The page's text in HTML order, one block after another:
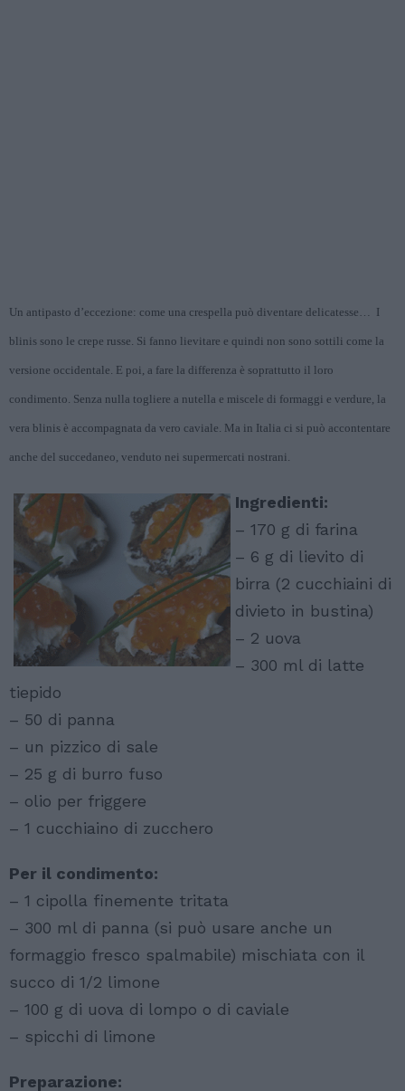
Un antipasto d’eccezione: come una crespella può diventare delicatesse… I
blinis sono le crepe russe. Si fanno lievitare e quindi non sono sottili come la
versione occidentale. E poi, a fare la differenza è soprattutto il loro
condimento. Senza nulla togliere a nutella e miscele di formaggi e verdure, la
vera blinis è accompagnata da vero caviale. Ma in Italia ci si può accontentare
anche del succedaneo, venduto nei supermercati nostrani.
Ingredienti:
– 170 g di farina
– 6 g di lievito di
birra (2 cucchiaini di
divieto in bustina)
– 2 uova
– 300 ml di latte
tiepido
– 50 di panna
– un pizzico di sale
– 25 g di burro fuso
– olio per friggere
– 1 cucchiaino di zucchero
Per il condimento:
– 1 cipolla finemente tritata
– 300 ml di panna (si può usare anche un
formaggio fresco spalmabile) mischiata con il
succo di 1/2 limone
– 100 g di uova di lompo o di caviale
– spicchi di limone
Preparazione: